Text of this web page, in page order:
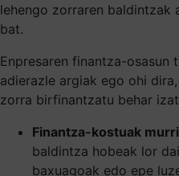
lehengo zorraren baldintzak
bat.
Enpresaren finantza-osasun
adierazle argiak ego ohi
zorra birfinantzatu behar
Finantza-kostuak
baldintza hobeak lor
baxuagoak edo epe